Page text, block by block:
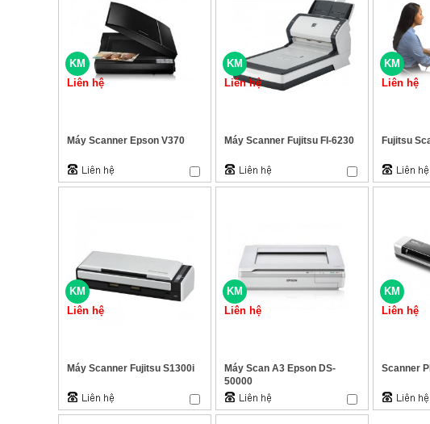
KM
Liên hệ
Máy Scanner Epson V370
KM
Liên hệ
Máy Scanner Fujitsu FI-6230
KM
Liên hệ
Fujitsu
KM
Liên hệ
Máy Scanner Fujitsu S1300i
KM
Liên hệ
Máy Scan A3 Epson DS-
50000
KM
Liên hệ
Scanner